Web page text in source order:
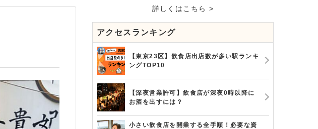
詳しくはこちら >
アクセスランキング
【東京23区】飲食店出店数が多い駅ランキ
ングTOP10
【深夜営業許可】飲食店が深夜0時以降に
お酒を出すには？
小さい飲食店を開業する全手順！必要な資